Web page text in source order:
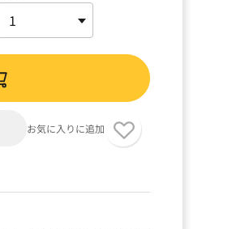
お気に入りに追加